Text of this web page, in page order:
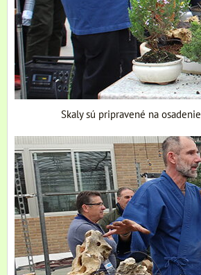
Skaly sú pripravené na